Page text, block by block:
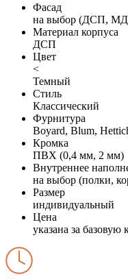
Фасад
на выбор (ДСП,
Материал корпуса
ДСП
Цвет
<
Темный
Стиль
Классический
Фурнитура
Boyard, Blum,
Кромка
ПВХ (0,4 мм, 2 мм)
Внутреннее
на выбор (полки,
Размер
индивидуальный
Цена
указана за